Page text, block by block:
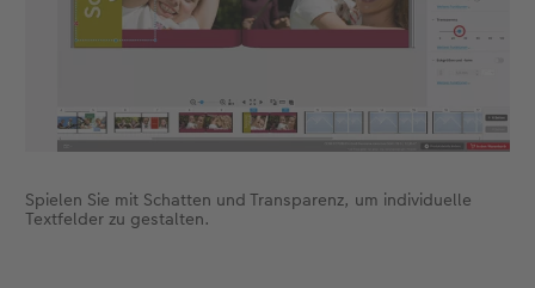
Spielen Sie mit Schatten und Transparenz, um individuelle
Textfelder zu gestalten.